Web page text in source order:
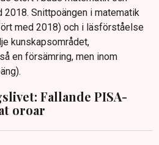
Snittpoängen i matematik
med 2018) och i läsförståelse
kunskapsområdet,
en försämring, men inom
Fallande PISA-
oroar